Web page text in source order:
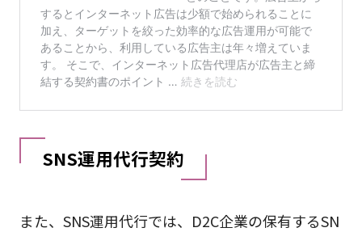
SNS運用代行契約
また、SNS運用代行では、D2C企業の保有するSN